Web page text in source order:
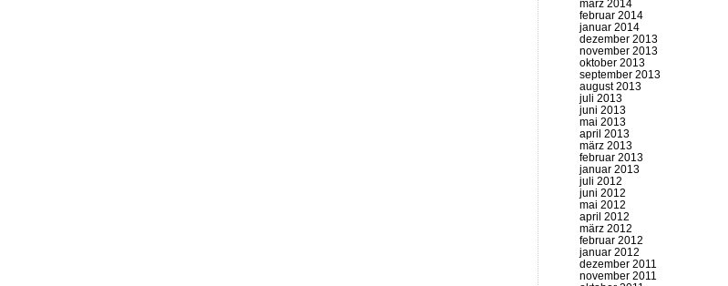
märz 2014
februar 2014
januar 2014
dezember 2013
november 2013
oktober 2013
september 2013
august 2013
juli 2013
juni 2013
mai 2013
april 2013
märz 2013
februar 2013
januar 2013
juli 2012
juni 2012
mai 2012
april 2012
märz 2012
februar 2012
januar 2012
dezember 2011
november 2011